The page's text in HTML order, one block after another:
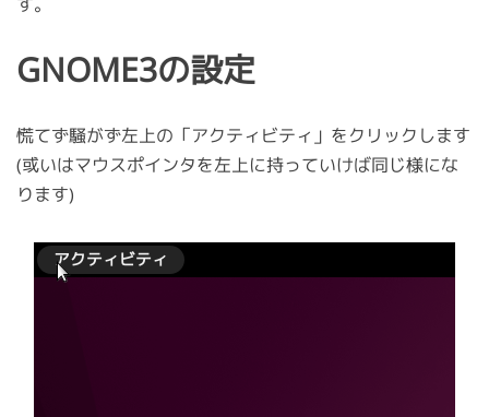
す。
GNOME3の設定
慌てず騒がず左上の「アクティビティ」をクリックします
(或いはマウスポインタを左上に持っていけば同じ様にな
ります)